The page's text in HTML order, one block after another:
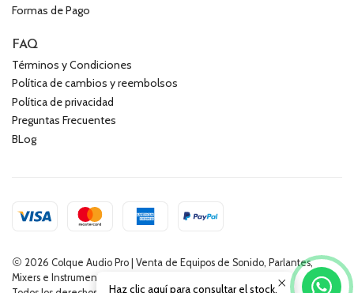
Formas de Pago
FAQ
Términos y Condiciones
Política de cambios y reembolsos
Política de privacidad
Preguntas Frecuentes
BLog
2026 Colque Audio Pro | Venta de Equipos de Sonido, Parlantes,
Mixers e Instrumentos Musicales.
Haz clic aquí para consultar el stock.